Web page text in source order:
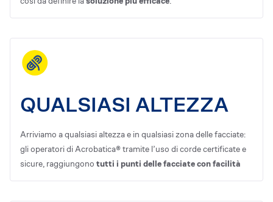
QUALSIASI ALTEZZA
Arriviamo a qualsiasi altezza e in qualsiasi zona delle facciate:
gli operatori di Acrobatica® tramite l’uso di corde certificate e
sicure, raggiungono tutti i punti delle facciate con facilità